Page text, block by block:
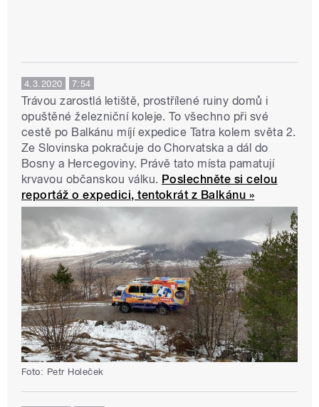
4.3.2020 7:54
Trávou zarostlá letiště, prostřílené ruiny domů i
opuštěné železniční koleje. To všechno při své
cestě po Balkánu míjí expedice Tatra kolem světa 2.
Ze Slovinska pokračuje do Chorvatska a dál do
Bosny a Hercegoviny. Právě tato místa pamatují
krvavou občanskou válku. Poslechněte si celou
reportáž o expedici, tentokrát z Balkánu »
Foto: Petr Holeček